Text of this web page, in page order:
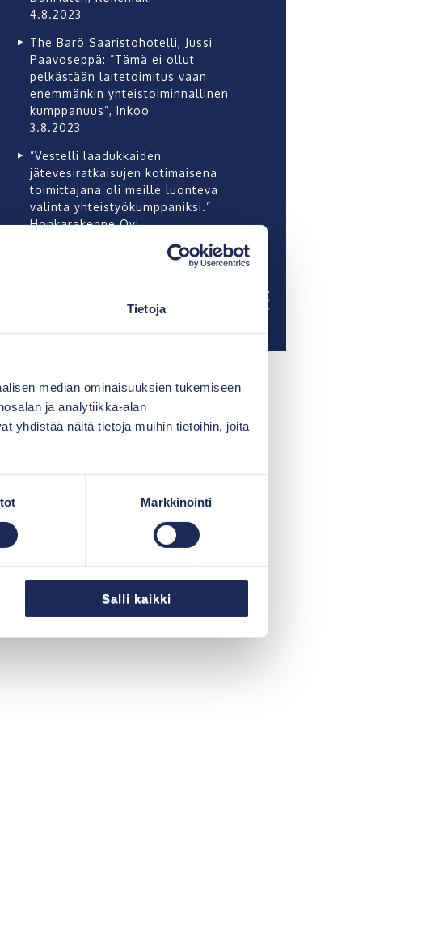
Tietoja
median ominaisuuksien tukemiseen
ja analytiikka-alan
yhdistää näitä tietoja muihin tietoihin, joita
Markkinointi
Salli kaikki
4.8.2023
The Barö Saaristohotelli, Jussi
Paavoseppä: ”Tämä ei ollut
pelkästään laitetoimitus vaan
enemmänkin yhteistoiminnallinen
kumppanuus”, Inkoo
3.8.2023
”Vestelli laadukkaiden
jätevesiratkaisujen kotimaisena
toimittajana oli meille luonteva
valinta yhteistyökumppaniksi.”
Honkarakenne Oyj